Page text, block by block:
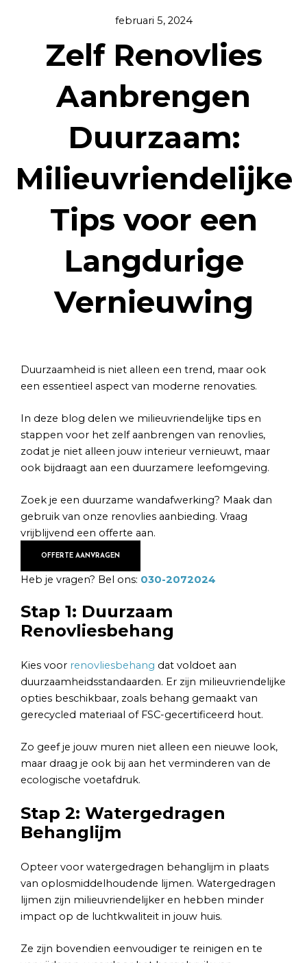
februari 5, 2024
Zelf Renovlies
Aanbrengen
Duurzaam:
Milieuvriendelijke
Tips voor een
Langdurige
Vernieuwing
Duurzaamheid is niet alleen een trend, maar ook
een essentieel aspect van moderne renovaties.
In deze blog delen we milieuvriendelijke tips en
stappen voor het zelf aanbrengen van renovlies,
zodat je niet alleen jouw interieur vernieuwt, maar
ook bijdraagt aan een duurzamere leefomgeving.
Zoek je een duurzame wandafwerking? Maak dan
gebruik van onze renovlies aanbieding. Vraag
vrijblijvend een offerte aan.
OFFERTE AANVRAGEN
Heb je vragen? Bel ons: 030-2072024
Stap 1: Duurzaam
Renovliesbehang
Kies voor renovliesbehang dat voldoet aan
duurzaamheidsstandaarden. Er zijn milieuvriendelijke
opties beschikbaar, zoals behang gemaakt van
gerecycled materiaal of FSC-gecertificeerd hout.
Zo geef je jouw muren niet alleen een nieuwe look,
maar draag je ook bij aan het verminderen van de
ecologische voetafdruk.
Stap 2: Watergedragen
Behanglijm
Opteer voor watergedragen behanglijm in plaats
van oplosmiddelhoudende lijmen. Watergedragen
lijmen zijn milieuvriendelijker en hebben minder
impact op de luchtkwaliteit in jouw huis.
Ze zijn bovendien eenvoudiger te reinigen en te